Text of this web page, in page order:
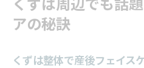
くずは周辺でも話
アの秘訣
くずは整体で産後フェイス